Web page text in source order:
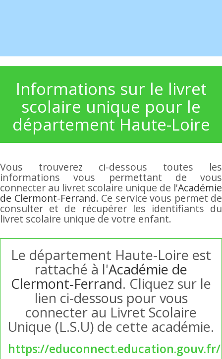
Informations sur le livret
scolaire unique pour le
département Haute-Loire
Vous trouverez ci-dessous toutes les
informations vous permettant de vous
connecter au livret scolaire unique de l'Académie
de Clermont-Ferrand. Ce service vous permet de
consulter et de récupérer les identifiants du
livret scolaire unique de votre enfant.
Le département Haute-Loire est
rattaché à l'Académie de
Clermont-Ferrand. Cliquez sur le
lien ci-dessous pour vous
connecter au Livret Scolaire
Unique (L.S.U) de cette académie.
https://educonnect.education.gouv.fr/